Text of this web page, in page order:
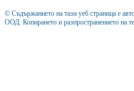
© Съдържанието на тази уеб страница е
ООД. Копирането и разпространението на